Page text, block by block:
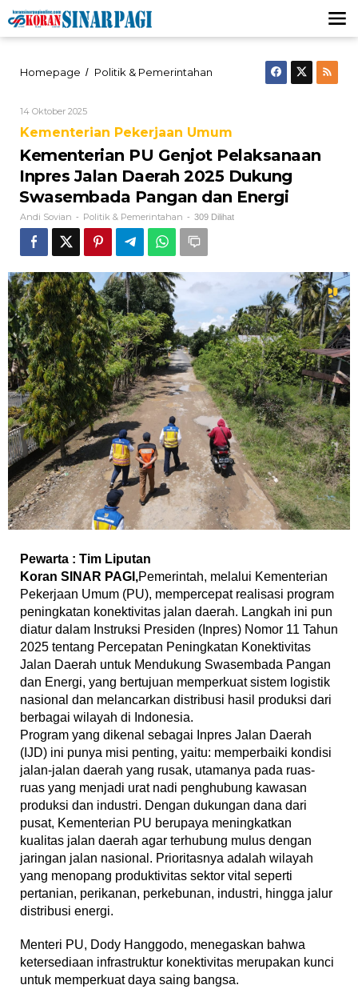
Lewati
ke
konten
Homepage / Politik & Pemerintahan
Inpres
Daerah
2025
Swasembada
Pangan
14 Oktober 2025Oleh
Sovian
Kementerian Pekerjaan Umum
Kementerian PU Genjot Pelaksanaan
Inpres Jalan Daerah 2025 Dukung
Swasembada Pangan dan Energi
Andi Sovian - Politik & Pemerintahan - 309 Dilihat
Pewarta : Tim Liputan
Koran SINAR PAGI,Pemerintah, melalui Kementerian
Pekerjaan Umum (PU), mempercepat realisasi program
peningkatan konektivitas jalan daerah. Langkah ini pun
diatur dalam Instruksi Presiden (Inpres) Nomor 11 Tahun
2025 tentang Percepatan Peningkatan Konektivitas
Jalan Daerah untuk Mendukung Swasembada Pangan
dan Energi, yang bertujuan memperkuat sistem logistik
nasional dan melancarkan distribusi hasil produksi dari
berbagai wilayah di Indonesia.
Program yang dikenal sebagai Inpres Jalan Daerah
(IJD) ini punya misi penting, yaitu: memperbaiki kondisi
jalan-jalan daerah yang rusak, utamanya pada ruas-
ruas yang menjadi urat nadi penghubung kawasan
produksi dan industri. Dengan dukungan dana dari
pusat, Kementerian PU berupaya meningkatkan
kualitas jalan daerah agar terhubung mulus dengan
jaringan jalan nasional. Prioritasnya adalah wilayah
yang menopang produktivitas sektor vital seperti
pertanian, perikanan, perkebunan, industri, hingga jalur
distribusi energi.
Menteri PU, Dody Hanggodo, menegaskan bahwa
ketersediaan infrastruktur konektivitas merupakan kunci
untuk memperkuat daya saing bangsa.